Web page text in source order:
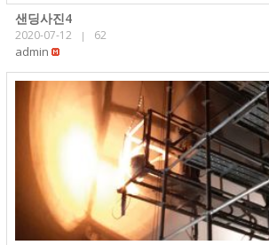
샌딩사진4
2020-07-12 | 62
admin